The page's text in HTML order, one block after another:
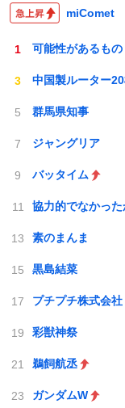
miComet
可能性があるもの
中国製ルーター
群馬県知事
ジャングリア
バッタイム
協力的でなかった
素のまんま
黒島結菜
プチプチ株式会社
彩獣神祭
鵜飼航丞
ガンダムW